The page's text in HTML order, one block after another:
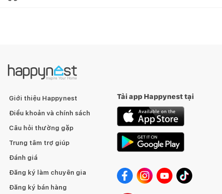
Giới thiệu Happynest
Điều khoản và chính sách
Câu hỏi thường gặp
Trung tâm trợ giúp
Đánh giá
Đăng ký làm chuyên gia
Đăng ký bán hàng
Tải app Happynest tại